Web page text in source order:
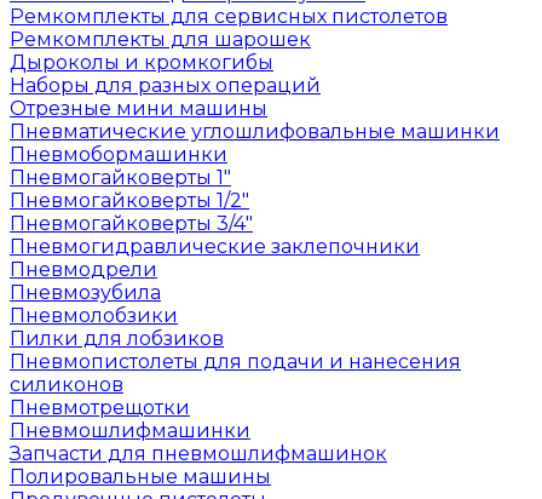
Ремкомплекты для сервисных пистолетов
Ремкомплекты для шарошек
Дыроколы и кромкогибы
Наборы для разных операций
Отрезные мини машины
Пневматические углошлифовальные машинки
Пневмобормашинки
Пневмогайковерты 1"
Пневмогайковерты 1/2"
Пневмогайковерты 3/4"
Пневмогидравлические заклепочники
Пневмодрели
Пневмозубила
Пневмолобзики
Пилки для лобзиков
Пневмопистолеты для подачи и нанесения
силиконов
Пневмотрещотки
Пневмошлифмашинки
Запчасти для пневмошлифмашинок
Полировальные машины